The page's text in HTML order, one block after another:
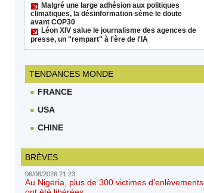
Malgré une large adhésion aux politiques
climatiques, la désinformation sème le doute
avant COP30
Léon XIV salue le journalisme des agences de
presse, un "rempart" à l'ère de l'IA
TENDANCES MONDE
FRANCE
USA
CHINE
BRÈVES
06/08/2026 21:23
Au Nigeria, plus de 300 victimes d’enlèvements